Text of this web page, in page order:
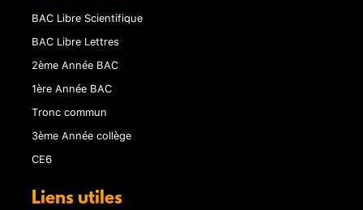
BAC Libre Scientifique
BAC Libre Lettres
2ème Année BAC
1ère Année BAC
Tronc commun
3ème Année collège
CE6
Liens utiles